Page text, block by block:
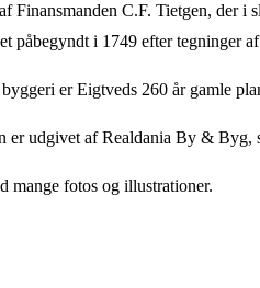
Finansmanden C.F. Tietgen, der
påbegyndt i 1749 efter tegninger
er Eigtveds 260 år gamle
er udgivet af Realdania By & Byg,
mange fotos og illustrationer.